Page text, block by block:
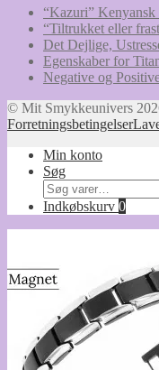
“Kazuri”
“Tiltrukket eller
Det Dejlige,
Egenskaber for
Negative og
© Mit Smykkeunivers
Forretningsbetingelser
Min konto
Søg
Søg
efter:
Indkøbskurv 0